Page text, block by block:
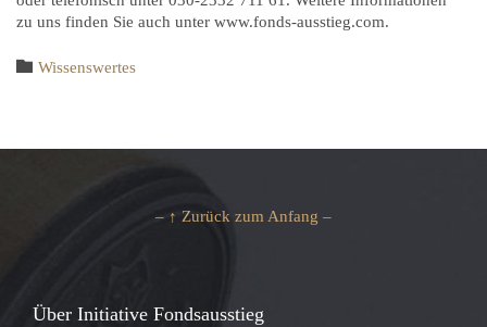
zu uns finden Sie auch unter www.fonds-ausstieg.com.
 Category
Wissenswertes
– ↑ Zurück zum Anfang –
Über Initiative Fondsausstieg